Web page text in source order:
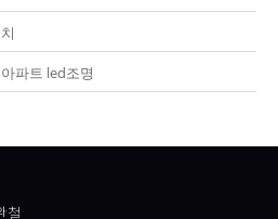
파트 led조명
철